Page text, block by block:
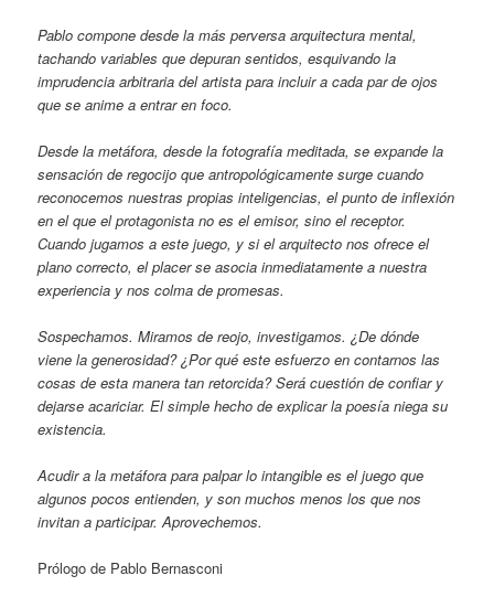
Pablo compone desde la más perversa arquitectura mental,
tachando variables que depuran sentidos, esquivando la
imprudencia arbitraria del artista para incluir a cada par de ojos
que se anime a entrar en foco.
Desde la metáfora, desde la fotografía meditada, se expande la
sensación de regocijo que antropológicamente surge cuando
reconocemos nuestras propias inteligencias, el punto de inflexión
en el que el protagonista no es el emisor, sino el receptor.
Cuando jugamos a este juego, y si el arquitecto nos ofrece el
plano correcto, el placer se asocia inmediatamente a nuestra
experiencia y nos colma de promesas.
Sospechamos. Miramos de reojo, investigamos. ¿De dónde
viene la generosidad? ¿Por qué este esfuerzo en contarnos las
cosas de esta manera tan retorcida? Será cuestión de confiar y
dejarse acariciar. El simple hecho de explicar la poesía niega su
existencia.
Acudir a la metáfora para palpar lo intangible es el juego que
algunos pocos entienden, y son muchos menos los que nos
invitan a participar. Aprovechemos.
Prólogo de Pablo Bernasconi